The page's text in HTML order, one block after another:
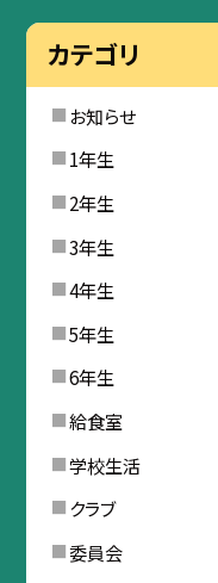
カテゴリ
お知らせ
1年生
2年生
3年生
4年生
5年生
6年生
給食室
学校生活
クラブ
委員会